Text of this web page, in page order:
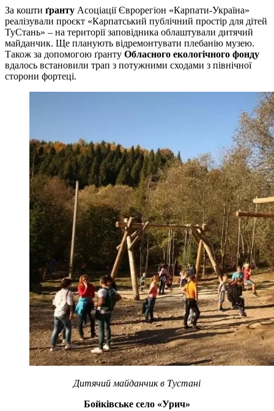
За кошти ґранту Асоціації Єврорегіон «Карпати-Україна»
реалізували проєкт «Карпатський публічний простір для дітей
ТуСтань» – на території заповідника облаштували дитячий
майданчик. Ще планують відремонтувати плебанію музею.
Також за допомогою ґранту Обласного екологічного фонду
вдалось встановили трап з потужними сходами з північної
сторони фортеці.
Дитячий майданчик в Тустані
Бойківське село «Урич»